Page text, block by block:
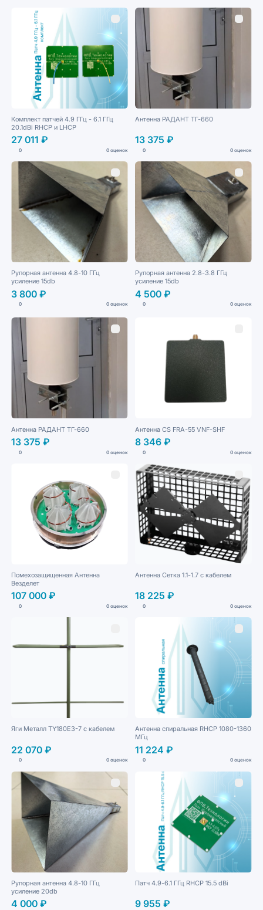
Комплект патчей 4.9 ГГц - 6.1 ГГц
20.1dBi RHCP и LHCP
27 011 ₽
0 0 оценок
Антенна РАДАНТ ТГ-660
13 375 ₽
0 0 оценок
Рупорная антенна 4.8-10 ГГц
усиление 15db
3 800 ₽
0 0 оценок
Рупорная антенна 2.8-3.8 ГГц
усиление 15db
4 500 ₽
0 0 оценок
Антенна РАДАНТ ТГ-660
13 375 ₽
0 0 оценок
Антенна CS FRA-55 VNF-SHF
8 346 ₽
0 0 оценок
Помехозащищенная Антенна
Везделет
107 000 ₽
0 0 оценок
Антенна Сетка 1.1-1.7 с кабелем
18 225 ₽
0 0 оценок
Яги Металл TY180E3-7 с кабелем
22 070 ₽
0 0 оценок
Антенна спиральная RHCP 1080-1360
МГц
11 224 ₽
0 0 оценок
Рупорная антенна 4.8-10 ГГц
усиление 20db
4 000 ₽
Патч 4.9-6.1 ГГц RHCP 15.5 dBi
9 955 ₽